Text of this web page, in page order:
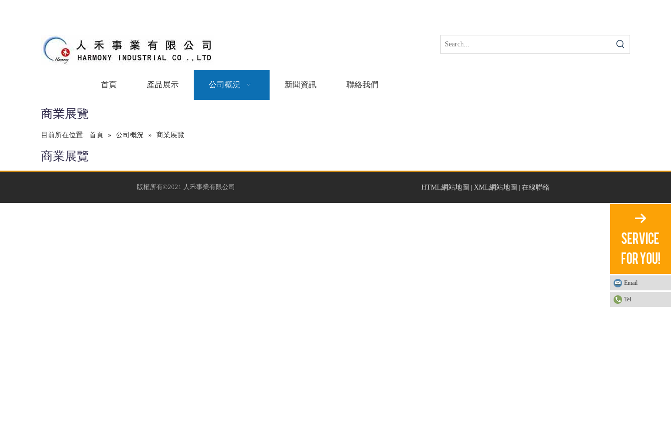
首頁 產品展示 公司概況 新聞資訊 聯絡我們
商業展覽
目前所在位置: 首頁 » 公司概況 » 商業展覽
商業展覽
版權所有©2021 人禾事業有限公司 HTML網站地圖 | XML網站地圖 | 在線聯絡
Email
Tel